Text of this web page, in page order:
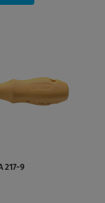
217-9